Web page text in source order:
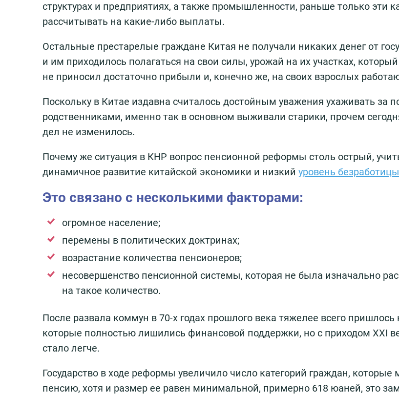
структурах и предприятиях, а также промышленности, раньше только эти
рассчитывать на какие-либо выплаты.
Остальные престарелые граждане Китая не получали никаких денег от
и им приходилось полагаться на свои силы, урожай на их участках,
не приносил достаточно прибыли и, конечно же, на своих взрослых
Поскольку в Китае издавна считалось достойным уважения ухаживать за
родственниками, именно так в основном выживали старики, прочем
дел не изменилось.
Почему же ситуация в КНР вопрос пенсионной реформы столь острый,
динамичное развитие китайской экономики и низкий уровень безработицы
Это связано с несколькими факторами:
огромное население;
перемены в политических доктринах;
возрастание количества пенсионеров;
несовершенство пенсионной системы, которая не была изначально
на такое количество.
После развала коммун в 70-х годах прошлого века тяжелее всего пришлось
которые полностью лишились финансовой поддержки, но с приходом XXI
стало легче.
Государство в ходе реформы увеличило число категорий граждан, которые
пенсию, хотя и размер ее равен минимальной, примерно 618 юаней, это